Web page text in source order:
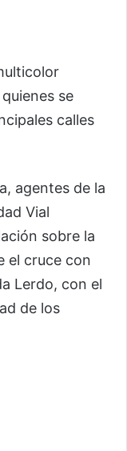
se
calles
agentes de la
Vial
sobre la
el cruce con
Lerdo, con el
de los